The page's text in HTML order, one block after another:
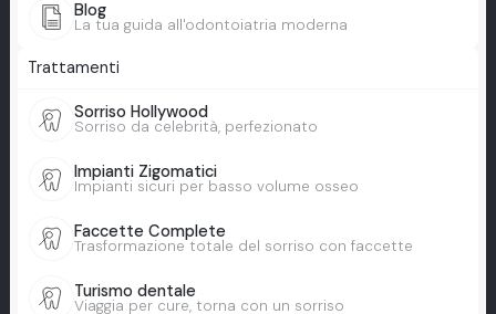
Blog
La tua guida all'odontoiatria moderna
Trattamenti
Sorriso Hollywood
Sorriso da celebrità, perfezionato
Impianti Zigomatici
Impianti sicuri per basso volume osseo
Faccette Complete
Trasformazione totale del sorriso con faccette
Turismo dentale
Viaggia per cure, torna con un sorriso